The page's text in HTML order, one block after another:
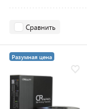
Сравнить
Разумная цена